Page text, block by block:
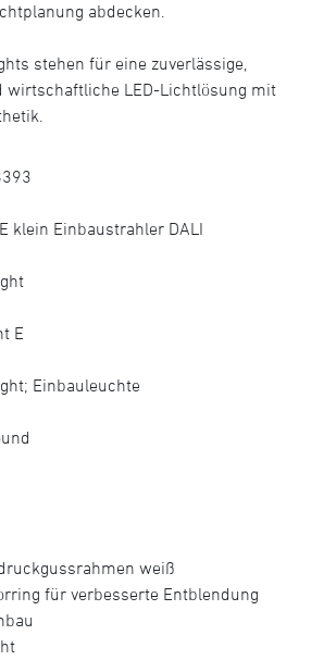
abdecken.
stehen für eine zuverlässige,
wirtschaftliche LED-Lichtlösung mit
klein Einbaustrahler DALI
E
; Einbauleuchte
weiß
für verbesserte Entblendung